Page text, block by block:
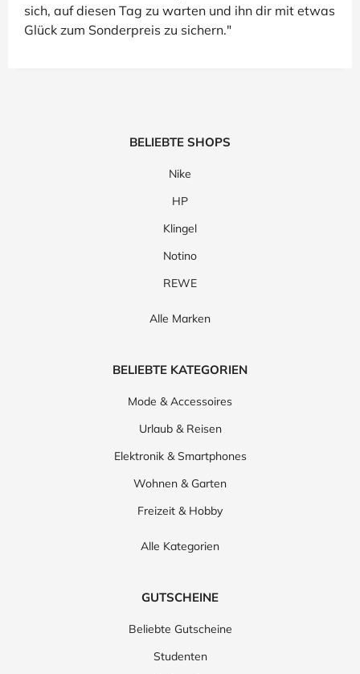
sich, auf diesen Tag zu warten und ihn dir mit etwas
Glück zum Sonderpreis zu sichern."
BELIEBTE SHOPS
Nike
HP
Klingel
Notino
REWE
Alle Marken
BELIEBTE KATEGORIEN
Mode & Accessoires
Urlaub & Reisen
Elektronik & Smartphones
Wohnen & Garten
Freizeit & Hobby
Alle Kategorien
GUTSCHEINE
Beliebte Gutscheine
Studenten